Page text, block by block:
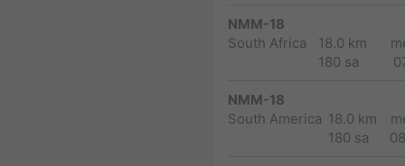
NMM-18
South Africa
18.0 km
180 sa
NMM-18
South America 18.0 km
180 sa